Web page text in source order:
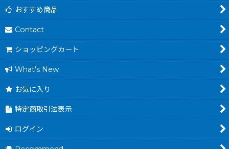
おすすめ商品
Contact
ショッピングカート
What's New
お気に入り
特定商取引法表示
ログイン